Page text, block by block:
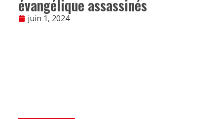
évangélique assassinés
juin 1, 2024